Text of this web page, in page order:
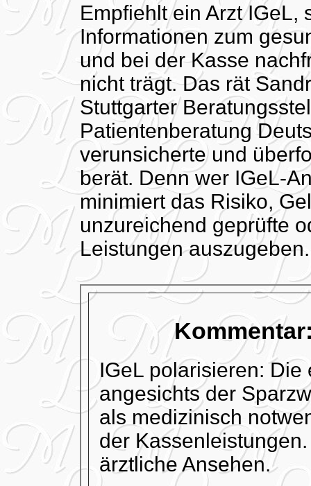
Empfiehlt ein Arzt IGeL,
Informationen zum
und bei der Kasse
nicht trägt. Das rät
Stuttgarter
Patientenberatung
verunsicherte und
berät. Denn wer IGeL-
minimiert das Risiko,
unzureichend geprüfte
Leistungen auszugeben.
IGeL polarisieren:
angesichts der
als medizinisch
der
ärztliche Ansehen.